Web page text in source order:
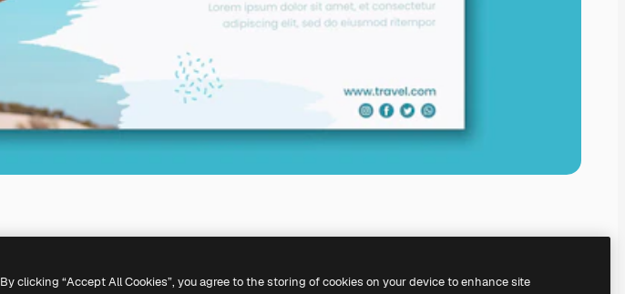
By clicking “Accept All Cookies”, you agree to the storing of cookies on your device to enhance site